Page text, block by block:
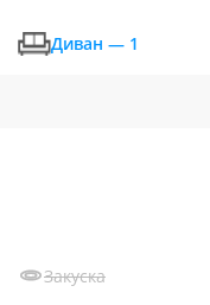
Диван — 1
Закуска